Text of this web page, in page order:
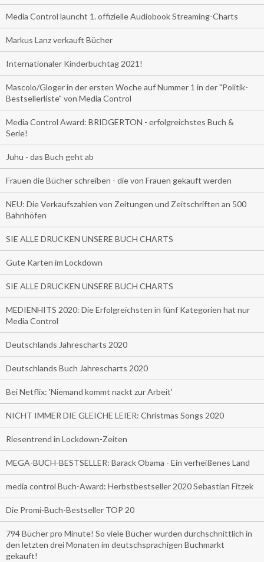
Media Control launcht 1. offizielle Audiobook Streaming-Charts
Markus Lanz verkauft Bücher
Internationaler Kinderbuchtag 2021!
Mascolo/Gloger in der ersten Woche auf Nummer 1 in der "Politik-
Bestsellerliste" von Media Control
Media Control Award: BRIDGERTON - erfolgreichstes Buch &
Serie!
Juhu - das Buch geht ab
Frauen die Bücher schreiben - die von Frauen gekauft werden
NEU: Die Verkaufszahlen von Zeitungen und Zeitschriften an 500
Bahnhöfen
SIE ALLE DRUCKEN UNSERE BUCH CHARTS
Gute Karten im Lockdown
SIE ALLE DRUCKEN UNSERE BUCH CHARTS
MEDIENHITS 2020: Die Erfolgreichsten in fünf Kategorien hat nur
Media Control
Deutschlands Jahrescharts 2020
Deutschlands Buch Jahrescharts 2020
Bei Netflix: 'Niemand kommt nackt zur Arbeit'
NICHT IMMER DIE GLEICHE LEIER: Christmas Songs 2020
Riesentrend in Lockdown-Zeiten
MEGA-BUCH-BESTSELLER: Barack Obama - Ein verheißenes Land
media control Buch-Award: Herbstbestseller 2020 Sebastian Fitzek
Die Promi-Buch-Bestseller TOP 20
794 Bücher pro Minute! So viele Bücher wurden durchschnittlich in
den letzten drei Monaten im deutschsprachigen Buchmarkt
gekauft!